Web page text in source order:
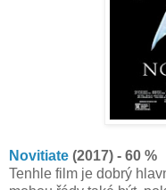
Novitiate (2017) - 60 %
Tenhle film je dobrý